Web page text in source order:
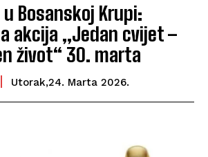
Bosanskoj Krupi:
akcija „Jedan cvijet –
život“ 30. marta
Utorak,24. Marta 2026.